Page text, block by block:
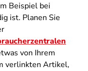
Beispiel bei
ist. Planen Sie
von Ihrem
verlinkten Artikel,